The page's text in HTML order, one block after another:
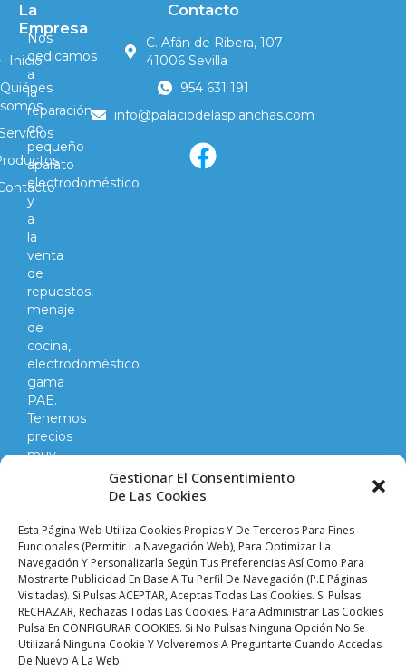
Gestionar El Consentimiento
De Las Cookies
Esta Página Web Utiliza Cookies Propias Y De Terceros Para Fines
Funcionales (permitir La Navegación Web), Para Optimizar La
Navegación Y Personalizarla Según Tus Preferencias Así Como Para
Mostrarte Publicidad En Base A Tu Perfil De Navegación (p.e Páginas
Visitadas). Si Pulsas ACEPTAR, Aceptas Todas Las Cookies. Si Pulsas
RECHAZAR, Rechazas Todas Las Cookies. Para Administrar Las Cookies
Pulsa En CONFIGURAR COOKIES. Si No Pulsas Ninguna Opción No Se
Utilizará Ninguna Cookie Y Volveremos A Preguntarte Cuando Accedas
De Nuevo A La Web.
Nos
dedicamos
a
la
reparación
de
pequeño
aparato
electrodoméstico
y
a
la
venta
de
repuestos,
menaje
de
cocina,
electrodoméstico
gama
PAE.
Tenemos
precios
muy
competitivos
lo
que
hacemos
y
vendemos.
La
Empresa
Inicio
Quiénes
somos
Contacto
C. Afán de Ribera, 107
41006 Sevilla
954 631 191
info@palaciodelasplanchas.com
Aviso legal |
Condiciones de venta y envíos |